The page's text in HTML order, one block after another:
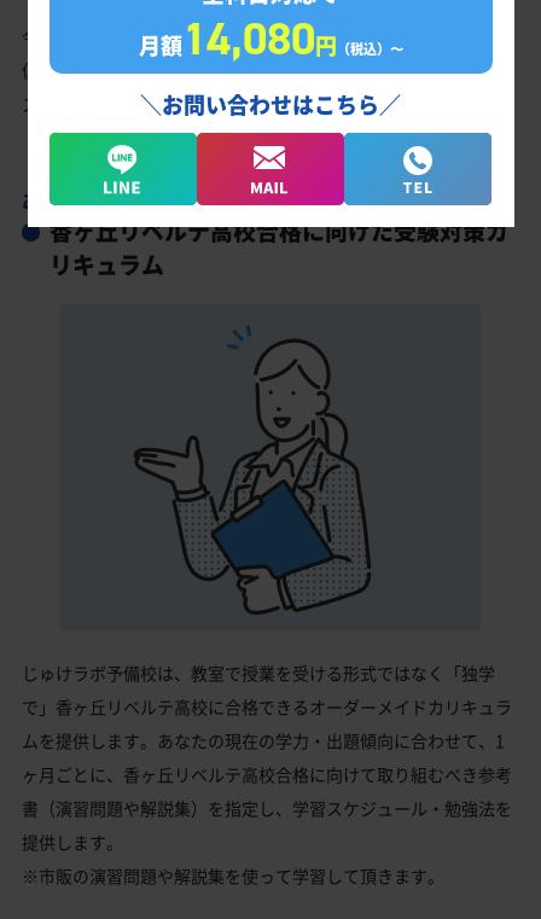
今の成績・偏差値から香ヶ丘リベルテ高校の入試で確実に合格最
低点以上を取る、余裕を持って合格点を取るための勉強法、学習
スケジュールを明確にします。
あなただけの学習計画だから成果が出る！
香ヶ丘リベルテ高校合格に向けた受験対策カ
リキュラム
じゅけラボ予備校は、教室で授業を受ける形式ではなく「独学
で」香ヶ丘リベルテ高校に合格できるオーダーメイドカリキュラ
ムを提供します。あなたの現在の学力・出題傾向に合わせて、1
ヶ月ごとに、香ヶ丘リベルテ高校合格に向けて取り組むべき参考
書（演習問題や解説集）を指定し、学習スケジュール・勉強法を
提供します。
※市販の演習問題や解説集を使って学習して頂きます。
月額14,080円 （税込）〜
＼お問い合わせはこちら／